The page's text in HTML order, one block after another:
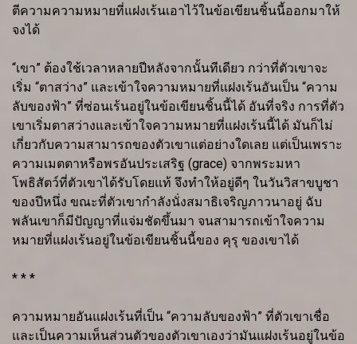
ตีความความหมายที่แฝงเร้นเอาไว้ในข้อเขียนชิ้นนี้ออกมาให้
จงได้
“เขา” ต้องใช้เวลาหลายปีหลังจากนั้นทีเดียว กว่าที่ตัวเขาจะ
เริ่ม “ตาสว่าง” และเข้าใจความหมายที่แฝงเร้นอันเป็น “ความ
ลับของฟ้า” ที่ซ่อนเร้นอยู่ในข้อเขียนชิ้นนี้ได้ อันที่จริง การที่ตัว
เขาเริ่มตาสว่างและเข้าใจความหมายที่แฝงเร้นนี้ได้ มันก็ไม่
เกี่ยวกับความสามารถของตัวเขาแต่อย่างใดเลย แต่เป็นเพราะ
ความเมตตาหรือพรอันประเสริฐ (grace) จากพระมหา
โพธิสัตว์ที่ตัวเขาได้รับโดยแท้ จึงทำให้อยู่ดีๆ ในวันวิสาขบูชา
ของปีหนึ่ง ขณะที่ตัวเขากำลังนั่งสมาธิเจริญภาวนาอยู่ ฉับ
พลันเขาก็มีปัญญาที่แจ่มชัดขึ้นมา จนสามารถเข้าใจความ
หมายที่แฝงเร้นอยู่ในข้อเขียนชิ้นนี้ของ คุรุ ของเขาได้
* * *
ความหมายอันแฝงเร้นที่เป็น “ความลับของฟ้า” ที่ตัวเขาเชื่อ
และเป็นความเห็นส่วนตัวของตัวเขาเองว่ามันแฝงเร้นอยู่ในข้อ